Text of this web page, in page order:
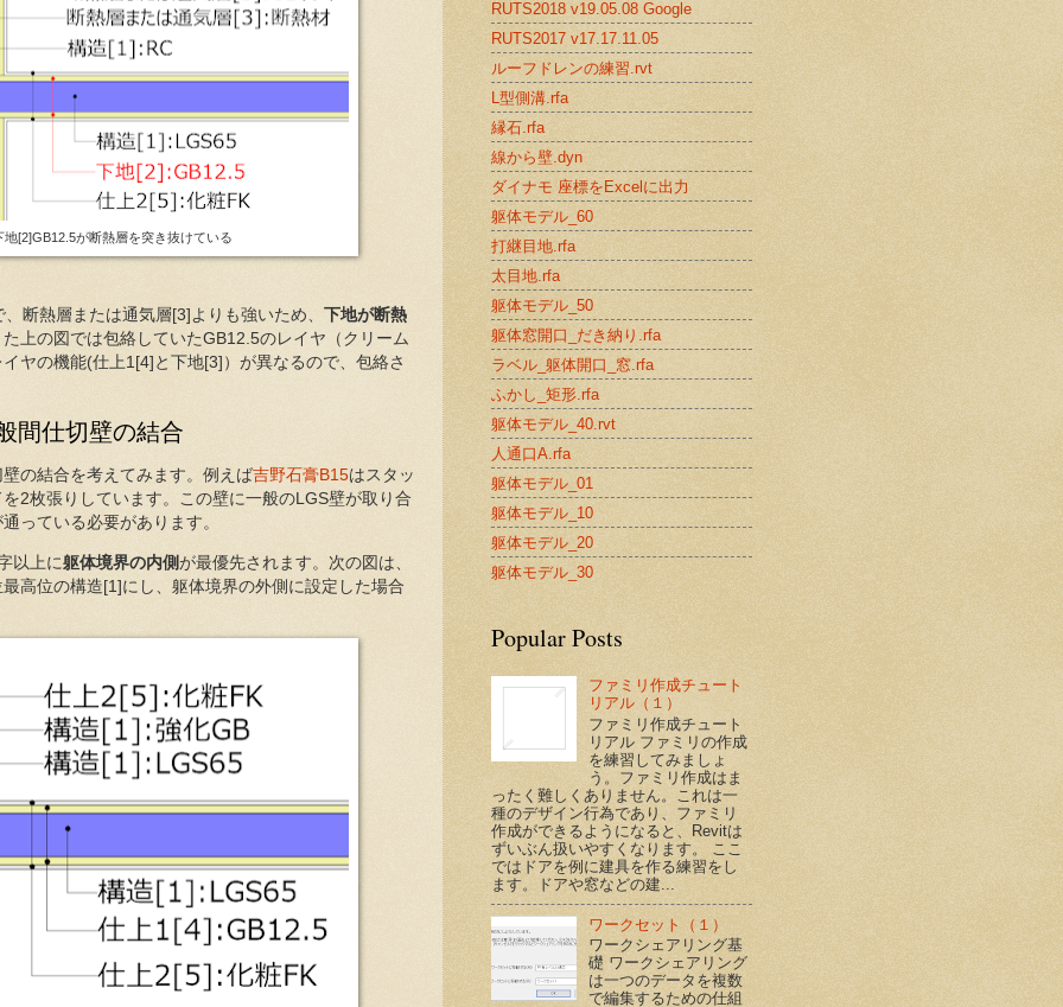
地[2]GB12.5が断熱層を突き抜けている
断熱層または通気層[3]よりも強いため、 下地が断熱
上の図では包絡していたGB12.5のレイヤ（クリーム
ヤの機能(仕上1[4]と下地[3]）が異なるので、包絡さ
間仕切壁の結合
の結合を考えてみます。例えば吉野石膏B15はスタッ
2枚張りしています。この壁に一般のLGS壁が取り合
っている必要があります。
以上に躯体境界の内側が最優先されます。次の図は、
高位の構造[1]にし、躯体境界の外側に設定した場合
RUTS2018 v19.05.08 Google
RUTS2017 v17.17.11.05
ルーフドレンの練習.rvt
L型側溝.rfa
縁石.rfa
線から壁.dyn
ダイナモ 座標をExcelに出力
躯体モデル_60
打継目地.rfa
太目地.rfa
躯体モデル_50
躯体窓開口_だき納り.rfa
ラベル_躯体開口_窓.rfa
ふかし_矩形.rfa
躯体モデル_40.rvt
人通口A.rfa
躯体モデル_01
躯体モデル_10
躯体モデル_20
躯体モデル_30
Popular Posts
ファミリ作成チュート
リアル（１）
ファミリ作成チュート
リアル ファミリの作成
を練習してみましょ
う。ファミリ作成はま
ったく難しくありません。これは一
種のデザイン行為であり、ファミリ
作成ができるようになると、Revitは
ずいぶん扱いやすくなります。 ここ
ではドアを例に建具を作る練習をし
ます。ドアや窓などの建...
ワークセット（１）
ワークシェアリング基
礎 ワークシェアリング
は一つのデータを複数
で編集するための仕組